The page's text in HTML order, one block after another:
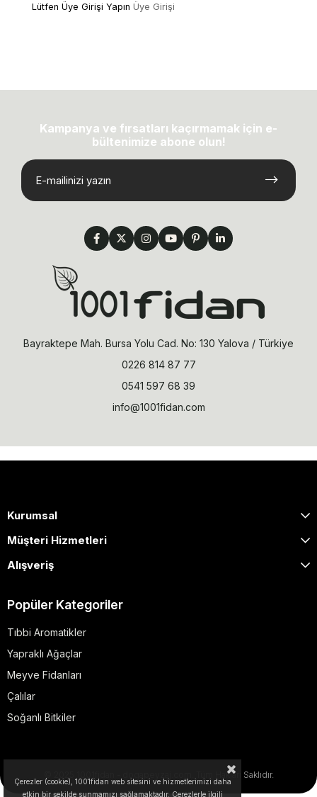
Lütfen Üye Girişi Yapın Üye Girişi
Kampanya ve fırsatları kaçırmamak için e-
bültenimize abone olun!
Bayraktepe Mah. Bursa Yolu Cad. No: 130 Yalova / Türkiye
0226 814 87 77
0541 597 68 39
info@1001fidan.com
Kurumsal
Müşteri Hizmetleri
Alışveriş
Popüler Kategoriler
Tıbbi Aromatikler
Yapraklı Ağaçlar
Meyve Fidanları
Çalılar
Soğanlı Bitkiler
© 2025 1001fidan - dogapeyzaj.com. Tüm Hakları Saklıdır.
Çerezler (cookie), 1001fidan web sitesini ve hizmetlerimizi daha
etkin bir şekilde sunmamızı sağlamaktadır. Çerezlerle ilgili